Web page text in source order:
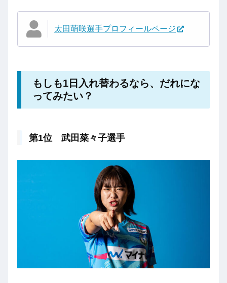
太田萌咲選手プロフィールページ
もしも1日入れ替わるなら、だれにな
ってみたい？
第1位 武田菜々子選手